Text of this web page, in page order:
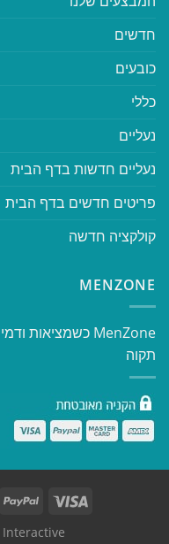
חדשים
כובעים
כללי
נעליים
נעליים חדשות בדף הבית
פריטים חדשים בדף הבית
קולקציה חדשה
MENZONE
תקוה
Interactive